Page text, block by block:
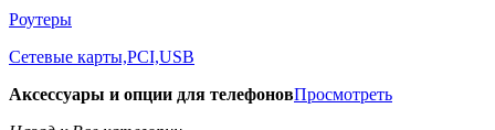
Роутеры
Сетевые карты,PCI,USB
Аксессуары и опции для телефоновПросмотреть